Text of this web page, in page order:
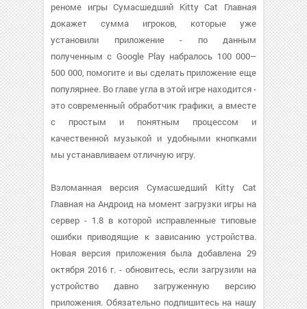
реноме игры Сумасшедший Kitty Cat Главная
докажет сумма игроков, которые уже
установили приложение - по данным
полученным с Google Play набралось 100 000–
500 000, помогите и вы сделать приложение еще
популярнее. Во главе угла в этой игре находится -
это современный обработчик графики, а вместе
с простым и понятным процессом и
качественной музыкой и удобными кнопками
мы устанавливаем отличную игру.
Взломанная версия Сумасшедший Kitty Cat
Главная на Андроид на момент загрузки игры на
сервер - 1.8 в которой исправленные типовые
ошибки приводящие к зависанию устройства.
Новая версия приложения была добавлена 29
октября 2016 г. - обновитесь, если загрузили на
устройство давно загруженную версию
приложения. Обязательно подпишитесь на нашу